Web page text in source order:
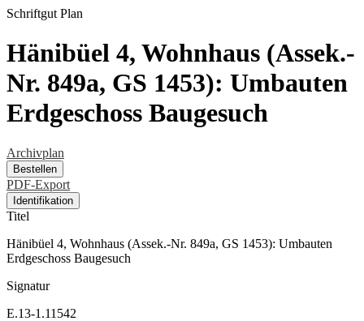
Schriftgut Plan
Hänibüel 4, Wohnhaus (Assek.-
Nr. 849a, GS 1453): Umbauten
Erdgeschoss Baugesuch
Archivplan
Bestellen
PDF-Export
Identifikation
Titel
Hänibüel 4, Wohnhaus (Assek.-Nr. 849a, GS 1453): Umbauten
Erdgeschoss Baugesuch
Signatur
E.13-1.11542